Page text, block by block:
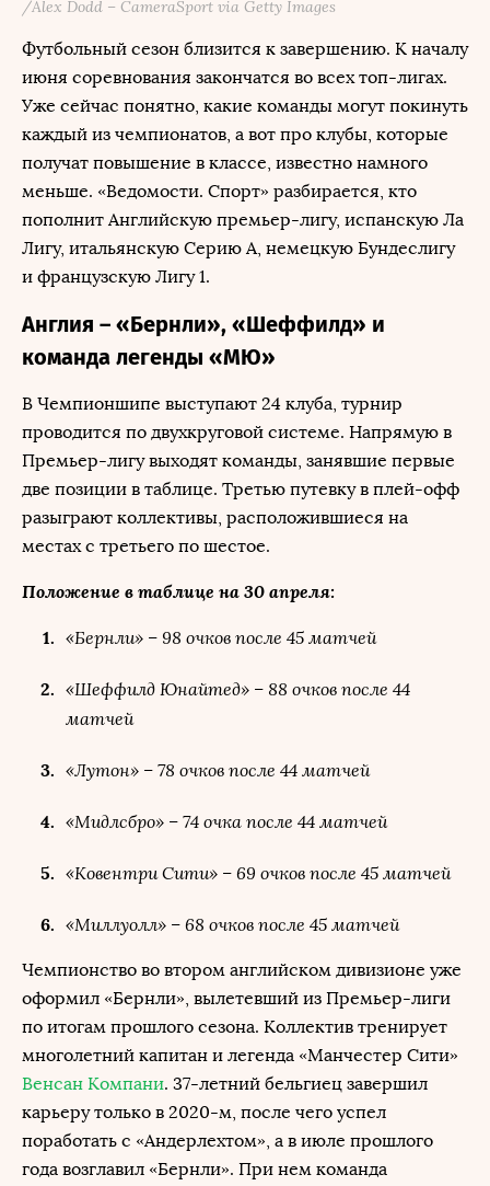
/Alex Dodd – CameraSport via Getty Images
Футбольный сезон близится к завершению. К началу
июня соревнования закончатся во всех топ-лигах.
Уже сейчас понятно, какие команды могут покинуть
каждый из чемпионатов, а вот про клубы, которые
получат повышение в классе, известно намного
меньше. «Ведомости. Спорт» разбирается, кто
пополнит Английскую премьер-лигу, испанскую Ла
Лигу, итальянскую Серию А, немецкую Бундеслигу
и французскую Лигу 1.
Англия – «Бернли», «Шеффилд» и
команда легенды «МЮ»
В Чемпионшипе выступают 24 клуба, турнир
проводится по двухкруговой системе. Напрямую в
Премьер-лигу выходят команды, занявшие первые
две позиции в таблице. Третью путевку в плей-офф
разыграют коллективы, расположившиеся на
местах с третьего по шестое.
Положение в таблице на 30 апреля:
«Бернли» – 98 очков после 45 матчей
«Шеффилд Юнайтед» – 88 очков после 44
матчей
«Лутон» – 78 очков после 44 матчей
«Мидлсбро» – 74 очка после 44 матчей
«Ковентри Сити» – 69 очков после 45 матчей
«Миллуолл» – 68 очков после 45 матчей
Чемпионство во втором английском дивизионе уже
оформил «Бернли», вылетевший из Премьер-лиги
по итогам прошлого сезона. Коллектив тренирует
многолетний капитан и легенда «Манчестер Сити»
Венсан Компани. 37-летний бельгиец завершил
карьеру только в 2020-м, после чего успел
поработать с «Андерлехтом», а в июле прошлого
года возглавил «Бернли». При нем команда